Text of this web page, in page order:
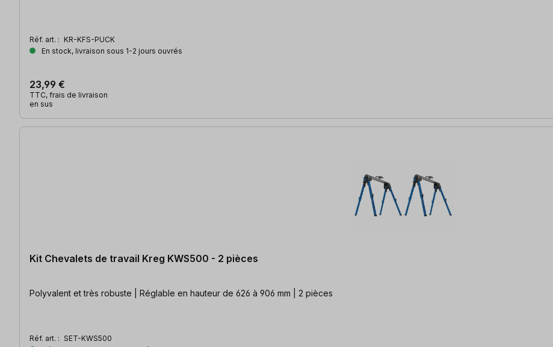
Réf. art. : KR-KFS-PUCK
En stock, livraison sous 1-2 jours ouvrés
23,99 €
TTC, frais de livraison
en sus
Kit Chevalets de travail Kreg KWS500 - 2 pièces
Polyvalent et très robuste | Réglable en hauteur de 626 à 906 mm | 2 pièces
Réf. art. : SET-KWS500